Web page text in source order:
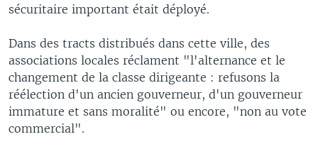
sécuritaire important était déployé.
Dans des tracts distribués dans cette ville, des
associations locales réclament "l'alternance et le
changement de la classe dirigeante : refusons la
réélection d'un ancien gouverneur, d'un gouverneur
immature et sans moralité" ou encore, "non au vote
commercial".